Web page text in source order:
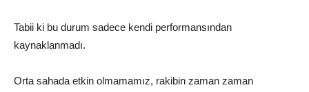
Tabii ki bu durum sadece kendi performansından
kaynaklanmadı.
Orta sahada etkin olmamamız, rakibin zaman zaman